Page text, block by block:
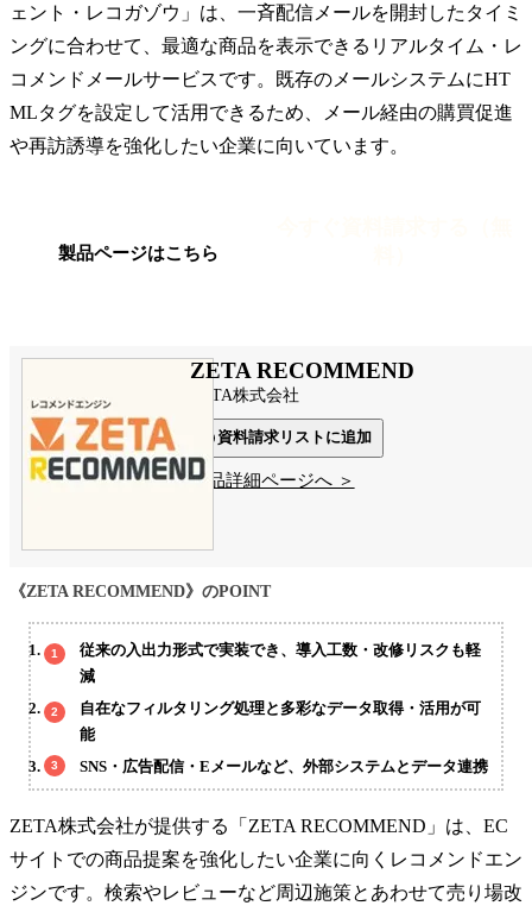
ェント・レコガゾウ」は、一斉配信メールを開封したタイミ
ングに合わせて、最適な商品を表示できるリアルタイム・レ
コメンドメールサービスです。既存のメールシステムにHT
MLタグを設定して活用できるため、メール経由の購買促進
や再訪誘導を強化したい企業に向いています。
製品ページはこちら
ZETA RECOMMEND
ZETA株式会社
資料請求リストに追加
製品詳細ページへ ＞
《ZETA RECOMMEND》のPOINT
従来の入出力形式で実装でき、導入工数・改修リスクも軽
減
自在なフィルタリング処理と多彩なデータ取得・活用が可
能
SNS・広告配信・Eメールなど、外部システムとデータ連携
ZETA株式会社が提供する「ZETA RECOMMEND」は、EC
サイトでの商品提案を強化したい企業に向くレコメンドエン
ジンです。検索やレビューなど周辺施策とあわせて売り場改